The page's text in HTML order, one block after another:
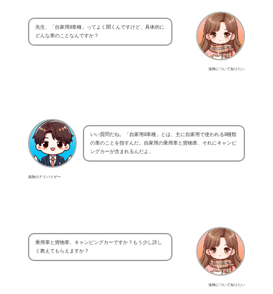
保険について知りたい
先生、「自家用8車種」ってよく聞くんですけど、具体的に
どんな車のことなんですか？
保険のアドバイザー
いい質問だね。「自家用8車種」とは、主に自家用で使われる8種類
の車のことを指すんだ。自家用の乗用車と貨物車、それにキャンピ
ングカーが含まれるんだよ。
保険について知りたい
乗用車と貨物車、キャンピングカーですか？もう少し詳し
く教えてもらえますか？